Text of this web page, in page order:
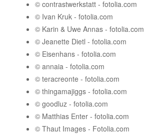
© contrastwerkstatt - fotolia.com
© Ivan Kruk - fotolia.com
© Karin & Uwe Annas - fotolia.com
© Jeanette Dietl - fotolia.com
© Eisenhans - fotolia.com
© annaia - fotolia.com
© teracreonte - fotolia.com
© thingamajiggs - fotolia.com
© goodluz - fotolia.com
© Matthias Enter - fotolia.com
© Thaut Images - Fotolia.com